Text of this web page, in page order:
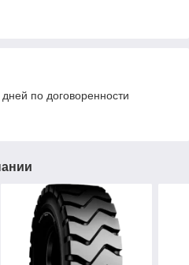
по договоренности